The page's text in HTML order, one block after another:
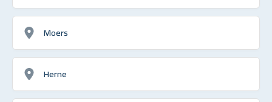
Moers
Herne